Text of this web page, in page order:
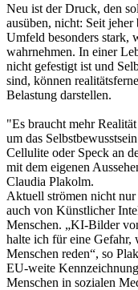
Neu ist der Druck, den
ausüben, nicht: Seit
Umfeld besonders stark,
wahrnehmen. In einer
nicht gefestigt ist und
sind, können
Belastung darstellen.
"Es braucht mehr
um das
Cellulite oder Speck an
mit dem eigenen
Claudia Plakolm.
Aktuell strömen nicht nur
auch von Künstlicher
Menschen. „KI-Bilder
halte ich für eine Gefahr,
Menschen reden“, so
EU-weite
Menschen in sozialen